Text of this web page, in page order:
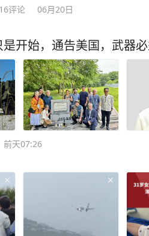
16评论 06月20日
开始，通告美国，武器
前天07:26